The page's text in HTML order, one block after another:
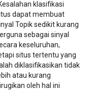
klasifikasi
dapat membuat
Topik sedikit kurang
sebagai sinyal
keseluruhan,
situs tertentu yang
diklasifikasikan tidak
atau kurang
oleh hal ini